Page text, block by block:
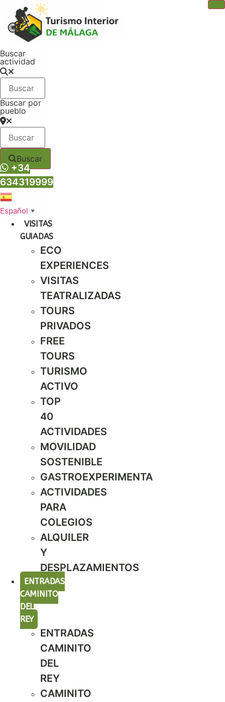
contenido
Buscar
actividad
Buscar por
pueblo
Buscar
+34
634319999
Español ▼
VISITAS
GUIADAS
ECO
EXPERIENCES
VISITAS
TEATRALIZADAS
TOURS
PRIVADOS
FREE
TOURS
TURISMO
ACTIVO
TOP
40
ACTIVIDADES
MOVILIDAD
SOSTENIBLE
GASTROEXPERIMENTA
ACTIVIDADES
PARA
COLEGIOS
ALQUILER
Y
DESPLAZAMIENTOS
ENTRADAS
CAMINITO
DEL
REY
ENTRADAS
CAMINITO
DEL
REY
CAMINITO